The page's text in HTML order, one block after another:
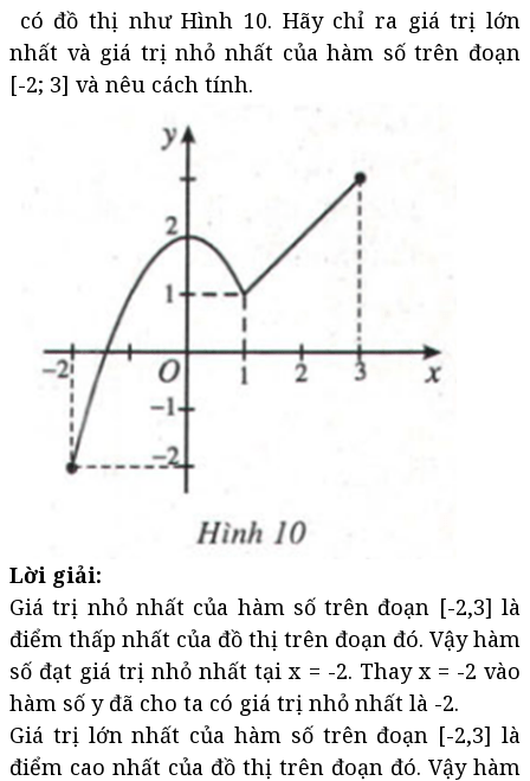
có đồ thị như Hình 10. Hãy chỉ ra giá trị lớn
nhất và giá trị nhỏ nhất của hàm số trên đoạn
[-2; 3] và nêu cách tính.
Lời giải:
Giá trị nhỏ nhất của hàm số trên đoạn [-2,3] là
điểm thấp nhất của đồ thị trên đoạn đó. Vậy hàm
số đạt giá trị nhỏ nhất tại x = -2. Thay x = -2 vào
hàm số y đã cho ta có giá trị nhỏ nhất là -2.
Giá trị lớn nhất của hàm số trên đoạn [-2,3] là
điểm cao nhất của đồ thị trên đoạn đó. Vậy hàm